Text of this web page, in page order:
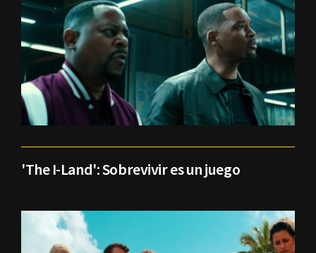
'The I-Land': Sobrevivir es un juego